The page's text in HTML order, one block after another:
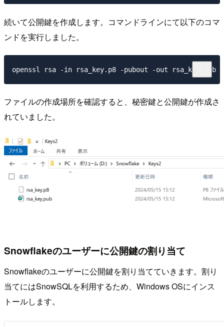
続いて公開鍵を作成します。コマンドラインにて以下のコマ
ンドを実行しました。
ファイルの作成場所を確認すると、秘密鍵と公開鍵が作成さ
れていました。
Snowflakeのユーザーに公開鍵の割り当て
Snowflakeのユーザーに公開鍵を割り当てていきます。割り
当てにはSnowSQLを利用するため、Windows OSにインス
トールします。